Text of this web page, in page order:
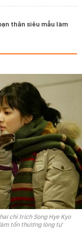
thân siêu mẫu làm
chỉ trích Song Hye Kyo
tổn thương lòng tự